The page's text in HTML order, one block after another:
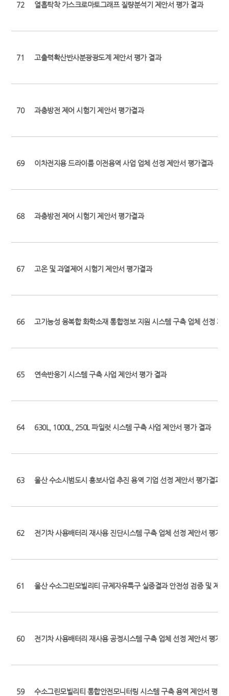
72 열흡탁착 가스크로마토그래프 질량분석기 제안서 평가 결과
71 고출력확산반사분광광도계 제안서 평가 결과
70 과충방전 제어 시험기 제안서 평가결과
69 이차전지용 드라이룸 이전용역 사업 업체 선정 제안서 평가결과
68 과충방전 제어 시험기 제안서 평가결과
67 고온 및 과열제어 시험기 제안서 평가결과
66 고기능성 융복합 화학소재 통합정보 지원 시스템 구축 업체 선정 제
65 연속반응기 시스템 구축 사업 제안서 평가 결과
64 630L, 1000L, 250L 파일럿 시스템 구축 사업 제안서 평가 결과
63 울산 수소시범도시 홍보사업 추진 용역 기업 선정 제안서 평가결과
62 전기차 사용배터리 재사용 진단시스템 구축 업체 선정 제안서 평가결
61 울산 수소그린모빌리티 규제자유특구 실중결과 안전성 검증 및 제
60 전기차 사용배터리 재사용 공정시스템 구축 업체 선정 제안서 평가결
59 수소그린모빌리티 통합안전모니터링 시스템 구축 용역 제안서 평가